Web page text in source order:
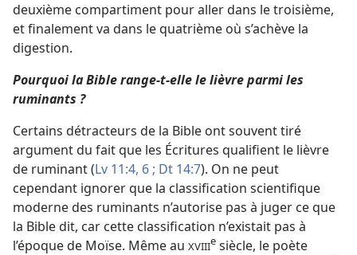
deuxième compartiment pour aller dans le troisième,
et finalement va dans le quatrième où s’achève la
digestion.
Pourquoi la Bible range-t-elle le lièvre parmi les
ruminants ?
Certains détracteurs de la Bible ont souvent tiré
argument du fait que les Écritures qualifient le lièvre
de ruminant (Lv 11:4, 6 ; Dt 14:7). On ne peut
cependant ignorer que la classification scientifique
moderne des ruminants n’autorise pas à juger ce que
la Bible dit, car cette classification n’existait pas à
l’époque de Moïse. Même au XVIIIe siècle, le poète